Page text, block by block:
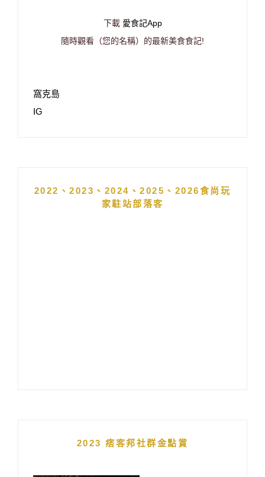
下載 愛食記App
隨時觀看（您的名稱）的最新美食食記!
窩克島
IG
2022、2023、2024、2025、2026食尚玩
家駐站部落客
2023 痞客邦社群金點賞